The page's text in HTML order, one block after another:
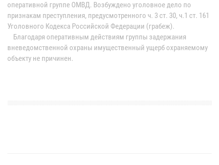
оперативной группе ОМВД. Возбуждено уголовное дело по
признакам преступления, предусмотренного ч. 3 ст. 30, ч.1 ст. 161
Уголовного Кодекса Российской Федерации (грабеж).
Благодаря оперативным действиям группы задержания
вневедомственной охраны имущественный ущерб охраняемому
объекту не причинен.